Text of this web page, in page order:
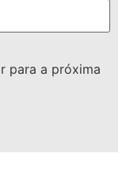
para a próxima